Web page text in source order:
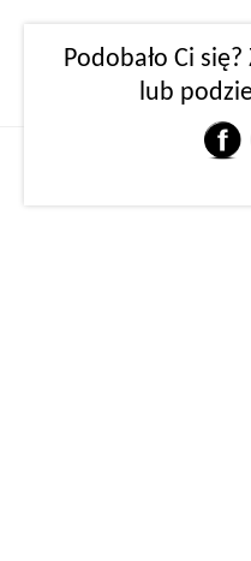
Podobało Ci
lub